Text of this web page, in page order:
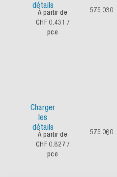
détails
À partir de
CHF 0.431 /
pce
575.030
Charger
les
détails
À partir de
CHF 0.827 /
pce
575.060